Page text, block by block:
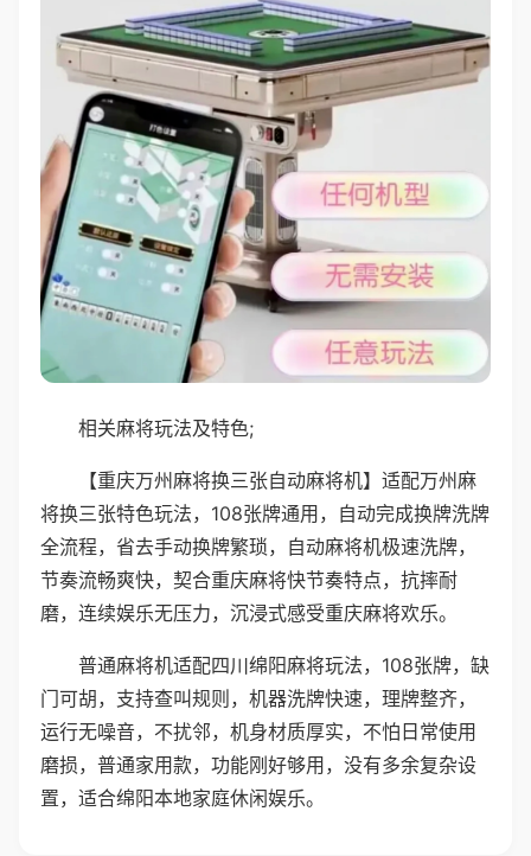
相关麻将玩法及特色;
【重庆万州麻将换三张自动麻将机】适配万州麻
将换三张特色玩法，108张牌通用，自动完成换牌洗牌
全流程，省去手动换牌繁琐，自动麻将机极速洗牌，
节奏流畅爽快，契合重庆麻将快节奏特点，抗摔耐
磨，连续娱乐无压力，沉浸式感受重庆麻将欢乐。
普通麻将机适配四川绵阳麻将玩法，108张牌，缺
门可胡，支持查叫规则，机器洗牌快速，理牌整齐，
运行无噪音，不扰邻，机身材质厚实，不怕日常使用
磨损，普通家用款，功能刚好够用，没有多余复杂设
置，适合绵阳本地家庭休闲娱乐。